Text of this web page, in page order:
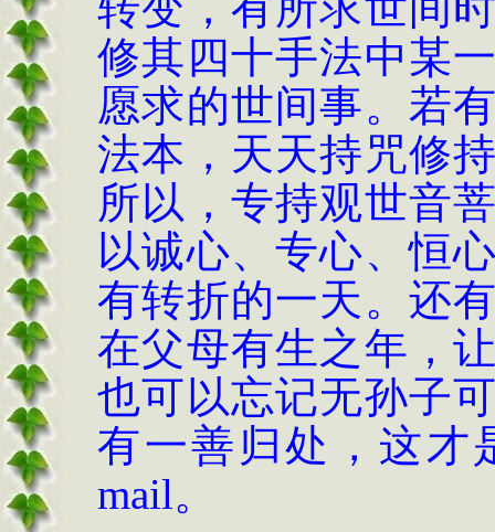
修其四十手法中某
愿求的世间事。若
法本，天天持咒修
所以，专持观世音
以诚心、专心、恒
有转折的一天。还
在父母有生之年，
也可以忘记无孙子
有一善归处，这才
mail。